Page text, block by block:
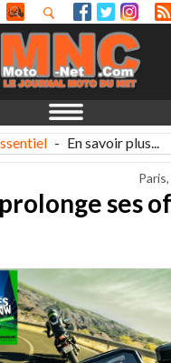
- En savoir plus...
ses